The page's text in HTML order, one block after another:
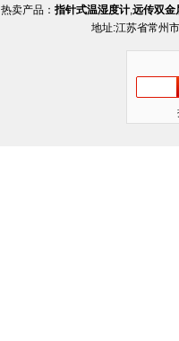
热卖产品：指针式温湿度计,远传双金
地址:江苏省常州